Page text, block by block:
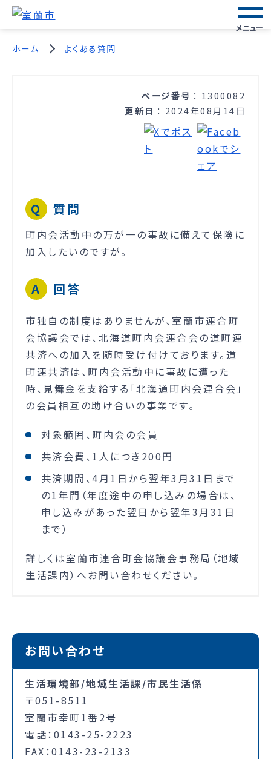
メニュー
ホーム よくある質問
ページ番号
1300082
更新日
2024年08月14日
質問
町内会活動中の万が一の事故に備えて保険に
加入したいのですが。
回答
市独自の制度はありませんが、室蘭市連合町
会協議会では、北海道町内会連合会の道町連
共済への加入を随時受け付けております。道
町連共済は、町内会活動中に事故に遭った
時、見舞金を支給する「北海道町内会連合会」
の会員相互の助け合いの事業です。
対象範囲、町内会の会員
共済会費、1人につき200円
共済期間、4月1日から翌年3月31日まで
の1年間（年度途中の申し込みの場合は、
申し込みがあった翌日から翌年3月31日
まで）
詳しくは室蘭市連合町会協議会事務局（地域
生活課内）へお問い合わせください。
お問い合わせ
生活環境部/地域生活課/市民生活係
〒051-8511
室蘭市幸町1番2号
電話：0143-25-2223
FAX：0143-23-2133